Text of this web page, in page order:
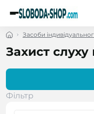
Засоби
Захист слуху
Фільтр